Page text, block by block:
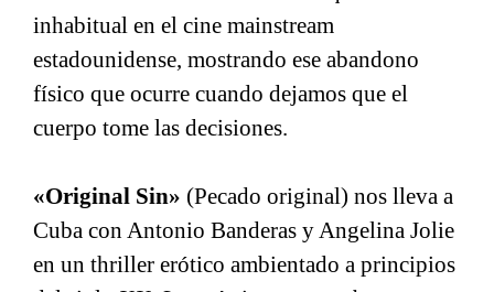
inhabitual en el cine mainstream
estadounidense, mostrando ese abandono
físico que ocurre cuando dejamos que el
cuerpo tome las decisiones.
«Original Sin» (Pecado original) nos lleva a
Cuba con Antonio Banderas y Angelina Jolie
en un thriller erótico ambientado a principios